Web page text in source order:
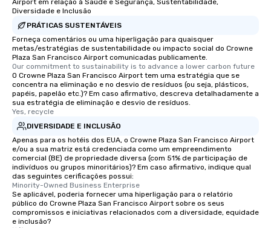
as well as an event photographer. And
for groups that desire an extra luxe
experience, we can also arrange for
an evening helicopter ride over the
glittering lights of The Strip. A
Memorable Experience for All Lip
Smacking Foodie Tours offers a way
to gather and dine that few have
experienced, and all are sure to
remember. Our one-of-a-kind tours
are special, from the first stop to the
last. It’s an experience that attendees
will reminisce about long after they
leave. Location, Location, Location
One of the best reasons to book is the
convenient and efficient way the
experience is designed. All
Airport em relação à Saúde e Segurança, Sustentabilidade,
Diversidade e Inclusão
PRÁTICAS SUSTENTÁVEIS
Forneça comentários ou uma hiperligação para quaisquer
metas/estratégias de sustentabilidade ou impacto social do Crowne
Plaza San Francisco Airport comunicadas publicamente.
Our commitment to sustainability is to advance a lower carbon future
O Crowne Plaza San Francisco Airport tem uma estratégia que se
concentra na eliminação e no desvio de resíduos (ou seja, plásticos,
papéis, papelão etc.)? Em caso afirmativo, descreva detalhadamente a
sua estratégia de eliminação e desvio de resíduos.
Yes, recycle
DIVERSIDADE E INCLUSÃO
Apenas para os hotéis dos EUA, o Crowne Plaza San Francisco Airport
e/ou a sua matriz está credenciada como um empreendimento
comercial (BE) de propriedade diversa (com 51% de participação de
indivíduos ou grupos minoritários)? Em caso afirmativo, indique qual
das seguintes cerificações possui:
Minority-Owned Business Enterprise
Se aplicável, poderia fornecer uma hiperligação para o relatório
público do Crowne Plaza San Francisco Airport sobre os seus
compromissos e iniciativas relacionados com a diversidade, equidade
e inclusão?